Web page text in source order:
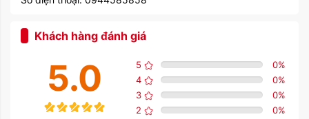
Khách hàng đánh giá
5.0 5 0%
4
0%
3
0%
2
0%